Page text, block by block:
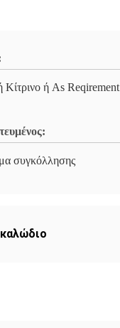
ή As Reqirement
συγκόλλησης